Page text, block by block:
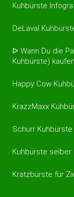
Kuhbürste
DeLaval
ᐅ Wann Du die
Kuhbürste)
Happy Cow
KrazzMaxx
Schurr Kuhbürste
Kuhbürste selber
Kratzbürste für